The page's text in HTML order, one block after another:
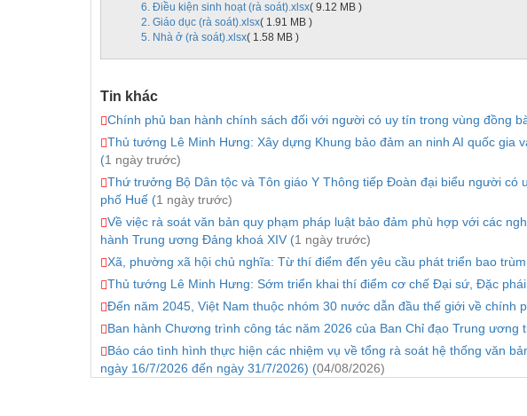
6. Điều kiện sinh hoạt (rà soát).xlsx( 9.12 MB )
2. Giáo dục (rà soát).xlsx( 1.91 MB )
5. Nhà ở (rà soát).xlsx( 1.58 MB )
Tin khác
Chính phủ ban hành chính sách đối với người có uy tín trong vùng đồng
Thủ tướng Lê Minh Hưng: Xây dựng Khung bảo đảm an ninh AI quốc gia
(1 ngày trước)
Thứ trưởng Bộ Dân tộc và Tôn giáo Y Thông tiếp Đoàn đại biểu người có
phố Huế (1 ngày trước)
Về việc rà soát văn bản quy phạm pháp luật bảo đảm phù hợp với các
hành Trung ương Đảng khoá XIV (1 ngày trước)
Xã, phường xã hội chủ nghĩa: Từ thí điểm đến yêu cầu phát triển bao
Thủ tướng Lê Minh Hưng: Sớm triển khai thí điểm cơ chế Đại sứ, Đặc
Đến năm 2045, Việt Nam thuộc nhóm 30 nước dẫn đầu thế giới về chính
Ban hành Chương trình công tác năm 2026 của Ban Chỉ đạo Trung
Báo cáo tình hình thực hiện các nhiệm vụ về tổng rà soát hệ thống văn
ngày 16/7/2026 đến ngày 31/7/2026) (04/08/2026)